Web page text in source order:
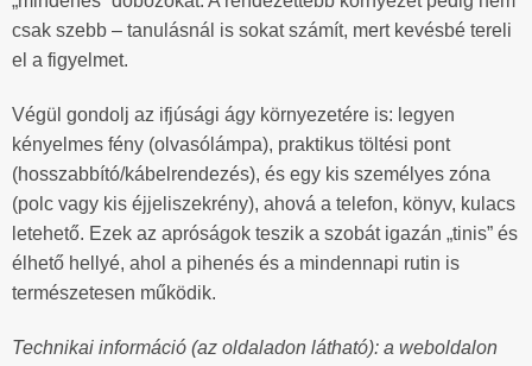
csak szebb – tanulásnál is sokat számít, mert kevésbé tereli
el a figyelmet.
Végül gondolj az ifjúsági ágy környezetére is: legyen
kényelmes fény (olvasólámpa), praktikus töltési pont
(hosszabbító/kábelrendezés), és egy kis személyes zóna
(polc vagy kis éjjeliszekrény), ahová a telefon, könyv, kulacs
letehető. Ezek az apróságok teszik a szobát igazán „tinis” és
élhető hellyé, ahol a pihenés és a mindennapi rutin is
természetesen működik.
Technikai információ (az oldaladon látható): a weboldalon